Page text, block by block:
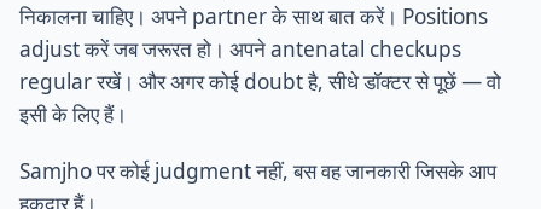
निकालना चाहिए। अपने partner के साथ बात करें। Positions
adjust करें जब जरूरत हो। अपने antenatal checkups
regular रखें। और अगर कोई doubt है, सीधे डॉक्टर से पूछें — वो
इसी के लिए हैं।
Samjho पर कोई judgment नहीं, बस वह जानकारी जिसके आप